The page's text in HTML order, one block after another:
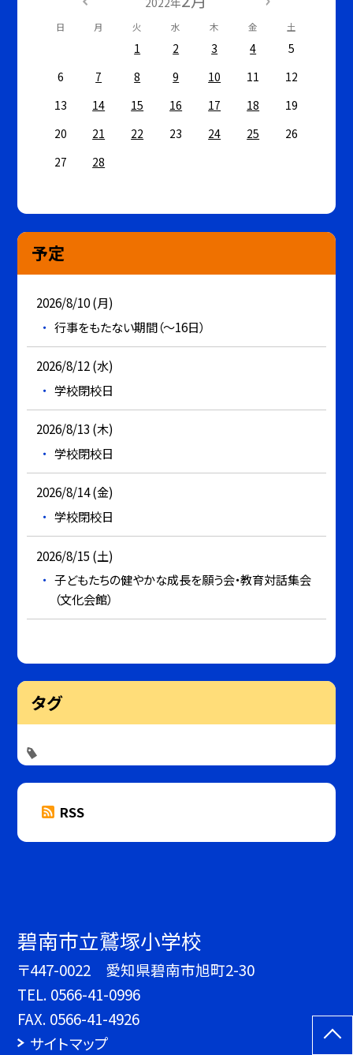
日 月 火 水 木 金 土
1 2 3 4
5
6
7 8 9 10 11
12
13
14 15 16 17 18
19
20
21 22 23 24 25
26
27
28
予定
2026/8/10 (月)
行事をもたない期間（～16日）
2026/8/12 (水)
学校閉校日
2026/8/13 (木)
学校閉校日
2026/8/14 (金)
学校閉校日
2026/8/15 (土)
子どもたちの健やかな成長を願う会・教育対話集会
（文化会館）
タグ
RSS
碧南市立鷲塚小学校
〒447-0022 愛知県碧南市旭町2-30
TEL. 0566-41-0996
FAX. 0566-41-4926
サイトマップ